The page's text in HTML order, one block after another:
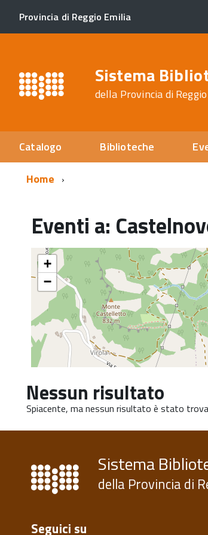
Provincia di Reggio Emilia
Sistema
della Provincia di
Catalogo Biblioteche
Home
Eventi a:
+
−
Nessun risultato
Spiacente, ma nessun risultato è stato
torna
all'inizio
del
contenuto
Sistema
della Provincia di
Seguici su